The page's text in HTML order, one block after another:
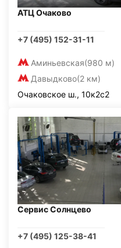
АТЦ Очаково
+7 (495) 152-31-11
Аминьевская(980 м)
Давыдково(2 км)
Очаковское ш., 10к2с2
Сервис Солнцево
+7 (495) 125-38-41